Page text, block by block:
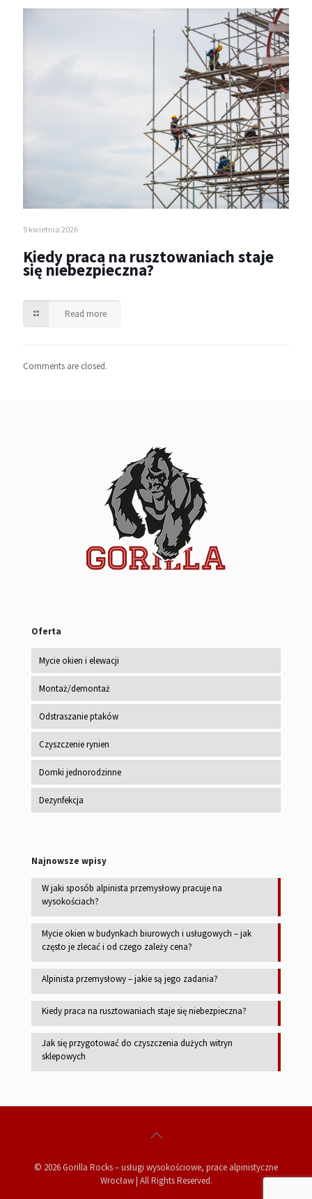
9 kwietnia 2026
Kiedy praca na rusztowaniach staje
się niebezpieczna?
Read more
Comments are closed.
Oferta
Mycie okien i elewacji
Montaż/demontaż
Odstraszanie ptaków
Czyszczenie rynien
Domki jednorodzinne
Dezynfekcja
Najnowsze wpisy
W jaki sposób alpinista przemysłowy pracuje na
wysokościach?
Mycie okien w budynkach biurowych i usługowych – jak
często je zlecać i od czego zależy cena?
Alpinista przemysłowy – jakie są jego zadania?
Kiedy praca na rusztowaniach staje się niebezpieczna?
Jak się przygotować do czyszczenia dużych witryn
sklepowych
© 2026 Gorilla Rocks – usługi wysokościowe, prace alpinistyczne
Wrocław | All Rights Reserved.